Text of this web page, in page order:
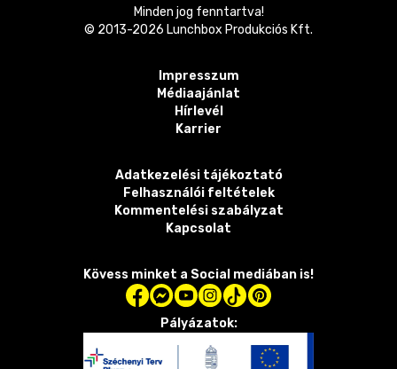
Minden jog fenntartva!
© 2013-2026 Lunchbox Produkciós Kft.
Impresszum
Médiaajánlat
Hírlevél
Karrier
Adatkezelési tájékoztató
Felhasználói feltételek
Kommentelési szabályzat
Kapcsolat
Kövess minket a Social mediában is!
Pályázatok: